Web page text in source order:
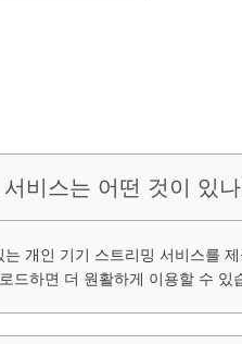
비스는 어떤 것이 있
개인 기기 스트리밍 서비스를
드하면 더 원활하게 이용할 수 있